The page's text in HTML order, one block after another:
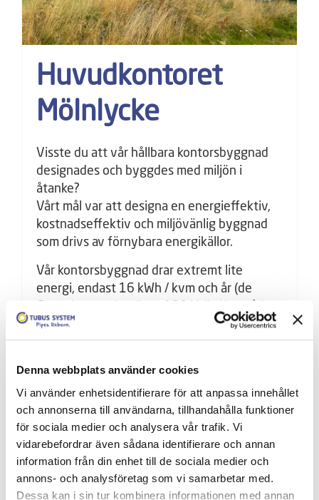
Denna webbplats använder cookies
Vi använder enhetsidentifierare för att anpassa innehållet
och annonserna till användarna, tillhandahålla funktioner
för sociala medier och analysera vår trafik. Vi
vidarebefordrar även sådana identifierare och annan
information från din enhet till de sociala medier och
annons- och analysföretag som vi samarbetar med.
Dessa kan i sin tur kombinera informationen med annan
Huvudkontoret
Mölnlycke
Visste du att vår hållbara kontorsbyggnad
designades och byggdes med miljön i
åtanke?
Vårt mål var att designa en energieffektiv,
kostnadseffektiv och miljövänlig byggnad
som drivs av förnybara energikällor.
Vår kontorsbyggnad drar extremt lite
energi, endast 16 kWh / kvm och år (de
med hänvisning till värmeventilation och
kylning. Byggnaden byggdes i fasta material
vatten genom solpaneler på taket).
Byggnaden använder bergvärme och
kylning, så energin utvinns ur jorden utan
att bränna fossila bränslen, vilket nästan
inte ger några utsläpp överhuvudtaget..
Detta innebär att vi inte använder
energislösande kylkompressorer och vi har